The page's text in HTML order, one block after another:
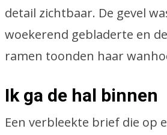
detail zichtbaar. De gevel
woekerend gebladerte en
ramen toonden haar
Ik ga de hal binnen
Een verbleekte brief die op